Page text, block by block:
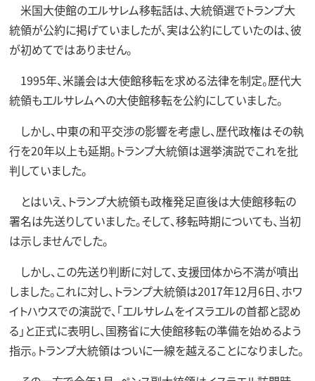
米国大使館のエルサレム移転話は、大統領選でトランプ大
統領が公約に掲げていましたが、実は公約にしていたのは、彼
が初めてではありません。
1995年、米議会は大使館移転を求める法律を制定。歴代大
統領もエルサレムへの大使館移転を公約にしていました。
しかし、中東の和平交渉の影響を考慮し、歴代政権はその執
行を20年以上も延期。トランプ大統領は選挙演説でこれを批
判していました。
とはいえ、トランプ大統領も政権発足直後は大使館移転の
署名は先送りしていました。そして、移転時期についても、当初
は示しませんでした。
しかし、この先送り判断に対して、支援団体から不満が噴出
しました。これに対し、トランプ大統領は2017年12月6日、ホワ
イトハウスでの演説で、「エルサレムをイスラエルの首都と認め
る」と正式に表明し、国務省に大使館移転の準備を始めるよう
指示。トランプ大統領はついに一線を越えることになりました。